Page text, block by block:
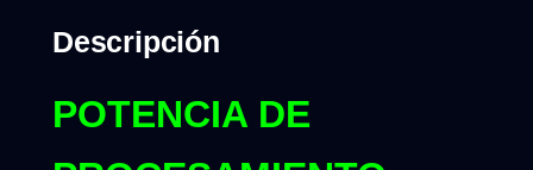
Descripción
POTENCIA DE